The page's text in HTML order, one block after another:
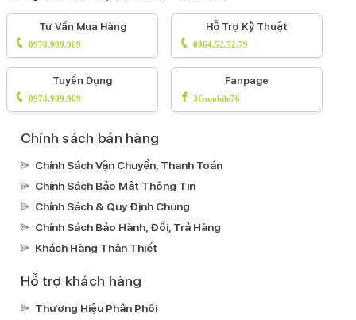
Tư Vấn Mua Hàng
0978.909.969
Hỗ Trợ Kỹ Thuật
0964.52.52.79
Tuyển Dụng
0978.909.969
Fanpage
3Gmobile76
Chính sách bán hàng
Chính Sách Vận Chuyển, Thanh Toán
Chính Sách Bảo Mật Thông Tin
Chính Sách & Quy Định Chung
Chính Sách Bảo Hành, Đổi, Trả Hàng
Khách Hàng Thân Thiết
Hỗ trợ khách hàng
Thương Hiệu Phân Phối